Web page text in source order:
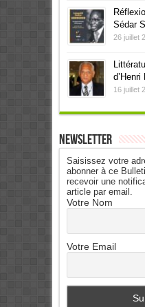
Sédar
26 juillet
d’Henri
16 juillet
Newsletter
Saisissez votre
abonner à ce
recevoir une
article par email.
Votre Nom
Votre Email